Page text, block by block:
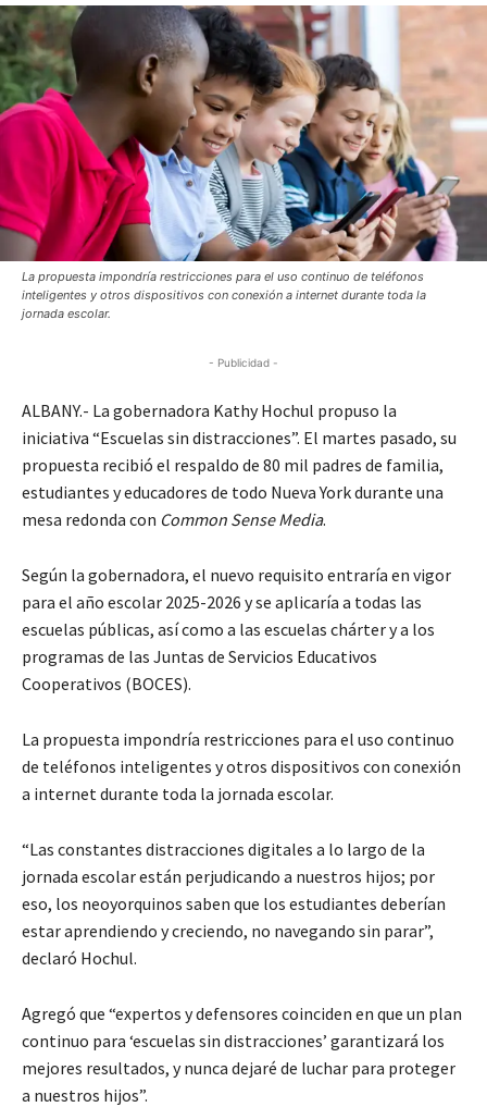
La propuesta impondría restricciones para el uso continuo de teléfonos
inteligentes y otros dispositivos con conexión a internet durante toda la
jornada escolar.
- Publicidad -
ALBANY.- La gobernadora Kathy Hochul propuso la
iniciativa “Escuelas sin distracciones”. El martes pasado, su
propuesta recibió el respaldo de 80 mil padres de familia,
estudiantes y educadores de todo Nueva York durante una
mesa redonda con Common Sense Media.
Según la gobernadora, el nuevo requisito entraría en vigor
para el año escolar 2025-2026 y se aplicaría a todas las
escuelas públicas, así como a las escuelas chárter y a los
programas de las Juntas de Servicios Educativos
Cooperativos (BOCES).
La ​​propuesta impondría restricciones para el uso continuo
de teléfonos inteligentes y otros dispositivos con conexión
a internet durante toda la jornada escolar.
“Las constantes distracciones digitales a lo largo de la
jornada escolar están perjudicando a nuestros hijos; por
eso, los neoyorquinos saben que los estudiantes deberían
estar aprendiendo y creciendo, no navegando sin parar”,
declaró Hochul.
Agregó que “expertos y defensores coinciden en que un plan
continuo para ‘escuelas sin distracciones’ garantizará los
mejores resultados, y nunca dejaré de luchar para proteger
a nuestros hijos”.